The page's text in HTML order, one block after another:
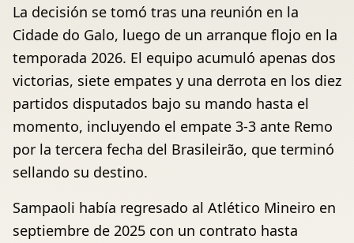
La decisión se tomó tras una reunión en la
Cidade do Galo, luego de un arranque flojo en la
temporada 2026. El equipo acumuló apenas dos
victorias, siete empates y una derrota en los diez
partidos disputados bajo su mando hasta el
momento, incluyendo el empate 3-3 ante Remo
por la tercera fecha del Brasileirão, que terminó
sellando su destino.
Sampaoli había regresado al Atlético Mineiro en
septiembre de 2025 con un contrato hasta